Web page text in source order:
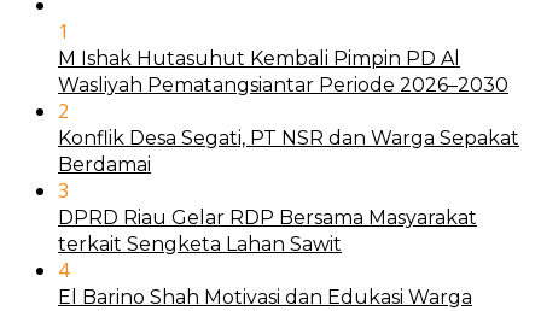
1
M Ishak Hutasuhut Kembali Pimpin PD Al
Wasliyah Pematangsiantar Periode 2026–2030
2
Konflik Desa Segati, PT NSR dan Warga Sepakat
Berdamai
3
DPRD Riau Gelar RDP Bersama Masyarakat
terkait Sengketa Lahan Sawit
4
El Barino Shah Motivasi dan Edukasi Warga